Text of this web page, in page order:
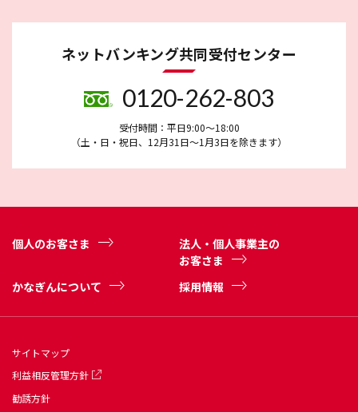
ネットバンキング共同受付センター
0120-262-803
受付時間：平日9:00～18:00
（土・日・祝日、12月31日～1月3日を除きます）
個人のお客さま
法人・個人事業主の
お客さま
かなぎんについて
採用情報
サイトマップ
利益相反管理方針
勧誘方針